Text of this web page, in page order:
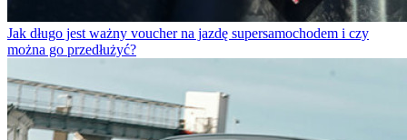
Jak długo jest ważny voucher na jazdę supersamochodem i czy
można go przedłużyć?